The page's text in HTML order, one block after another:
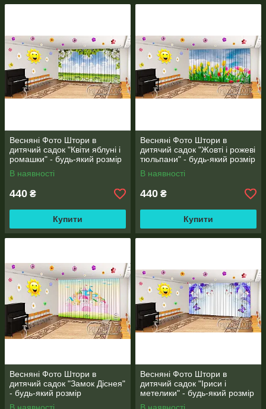
Весняні Фото Штори в
дитячий садок "Квіти яблуні і
ромашки" - будь-який розмір
В наявності
440 ₴
Купити
Весняні Фото Штори в
дитячий садок "Жовті і рожеві
тюльпани" - будь-який розмір
В наявності
440 ₴
Купити
Весняні Фото Штори в
дитячий садок "Замок Діснея"
- будь-який розмір
Весняні Фото Штори в
дитячий садок "Іриси і
метелики" - будь-який розмір